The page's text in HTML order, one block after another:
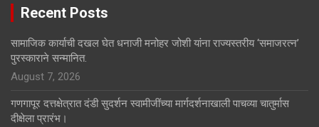
Recent Posts
सामाजिक कार्याची दखल घेत धनाजी मनोहर जोशी यांना राज्यस्तरीय ‘समाजरत्न’
पुरस्काराने सन्मानित.
August 7, 2026
गणगापूर दत्तक्षेत्रात दंडी सुदर्शन स्वामीजींच्या मार्गदर्शनाखाली पाचव्या चातुर्मास
दीक्षेला प्रारंभ।